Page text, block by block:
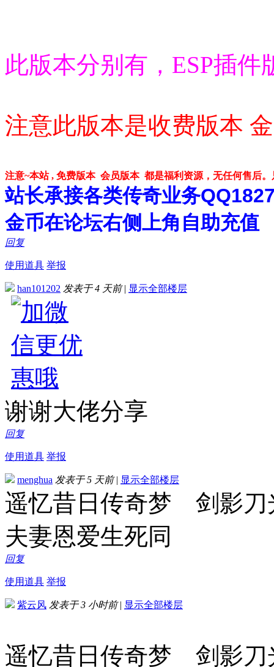
此版本分别有，ESP插
注意此版本是收费版本
注意~本站 , 免费版本 会员版本 都是福利资源，无任何售后
站长承接各类传奇业务
金币在论坛右侧上角自助充值
回复
使用道具 举报
han101202 发表于4 天前 | 显示全部楼层
谢谢大佬分享
回复
使用道具 举报
menghua 发表于5 天前 | 显示全部楼层
遥忆昔日传奇梦 剑影
夫妻恩爱生死同
回复
使用道具 举报
紫云风 发表于3 小时前 | 显示全部楼层
遥忆昔日传奇梦 剑影